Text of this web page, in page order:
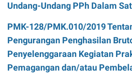
Undang-Undang PPh Dalam
PMK-128/PMK.010/2019
Pengurangan Penghasilan
Penyelenggaraan Kegiatan
Pemagangan dan/atau